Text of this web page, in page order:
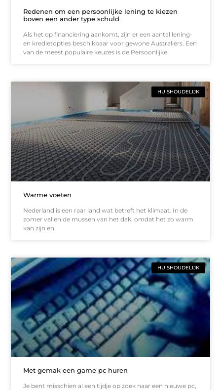
Redenen om een persoonlijke lening te kiezen
boven een ander type schuld
Als het op financiering aankomt, zijn er een aantal lening-
en kredietopties beschikbaar voor gewone Australiërs. Een
van de meest populaire keuzes is de Persoonlijke
HUISHOUDELIJK
Warme voeten
Nederland is een raar land wat betreft het klimaat. In de
zomer vallen de mussen van het dak, omdat het zo warm
kan zijn en
HUISHOUDELIJK
Met gemak een game pc huren
Je bent misschien al een tijdje op zoek naar een nieuwe pc,